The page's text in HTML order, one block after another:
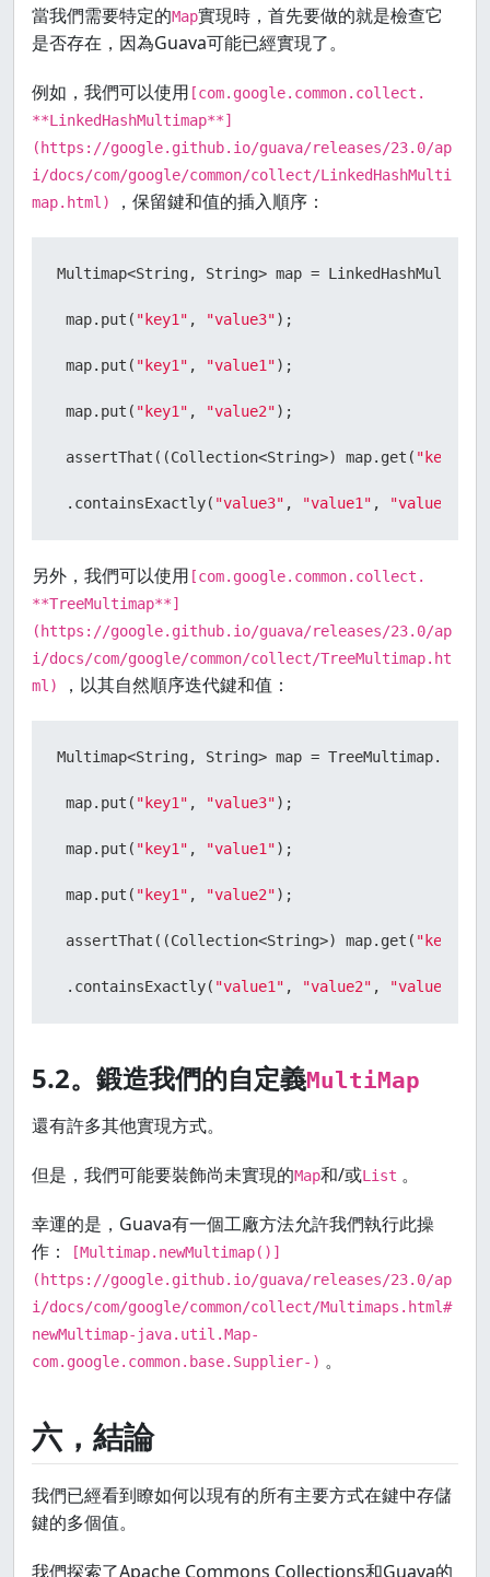
當我們需要特定的Map實現時，首先要做的就是檢查它
是否存在，因為Guava可能已經實現了。
例如，我們可以使用 [com.google.common.collect.
**LinkedHashMultimap**]
(https://google.github.io/guava/releases/23.0/ap
i/docs/com/google/common/collect/LinkedHashMulti
map.html)
，保留鍵和值的插入順序：
Multimap<String, String> map =
map.put( "key1" , "value3");
map.put( "key1" , "value1");
map.put( "key1" , "value2");
assertThat((Collection<String>) map.get( "key1"
.containsExactly( "value3" , "value1" , "value2"
另外，我們可以使用 [com.google.common.collect.
**TreeMultimap**]
(https://google.github.io/guava/releases/23.0/ap
i/docs/com/google/common/collect/TreeMultimap.ht
ml)
，以其自然順序迭代鍵和值：
Multimap<String, String> map =
map.put( "key1" , "value3");
map.put( "key1" , "value1");
map.put( "key1" , "value2");
assertThat((Collection<String>) map.get( "key1"
.containsExactly( "value1" , "value2" , "value3"
5.2。鍛造我們的自定義MultiMap
還有許多其他實現方式。
但是，我們可能要裝飾尚未實現的Map和/或List 。
幸運的是，Guava有一個工廠方法允許我們執行此操
作：
[Multimap.newMultimap()]
(https://google.github.io/guava/releases/23.0/ap
i/docs/com/google/common/collect/Multimaps.html#
newMultimap-java.util.Map-
com.google.common.base.Supplier-) 。
六，結論
我們已經看到瞭如何以現有的所有主要方式在鍵中存儲
鍵的多個值。
我們探索了Apache Commons Collections和Guava的